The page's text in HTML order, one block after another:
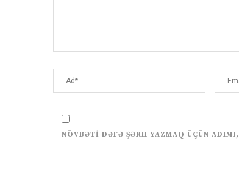
NÖVBƏTI DƏFƏ ŞƏRH YAZMAQ ÜÇÜN